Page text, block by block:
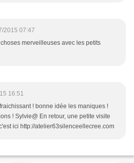
2015 07:47
merveilleuses avec les petits
16:51
! bonne idée les maniques !
! Sylvie@ En retour, une petite visite
ici http://atelier63silenceellecree.com